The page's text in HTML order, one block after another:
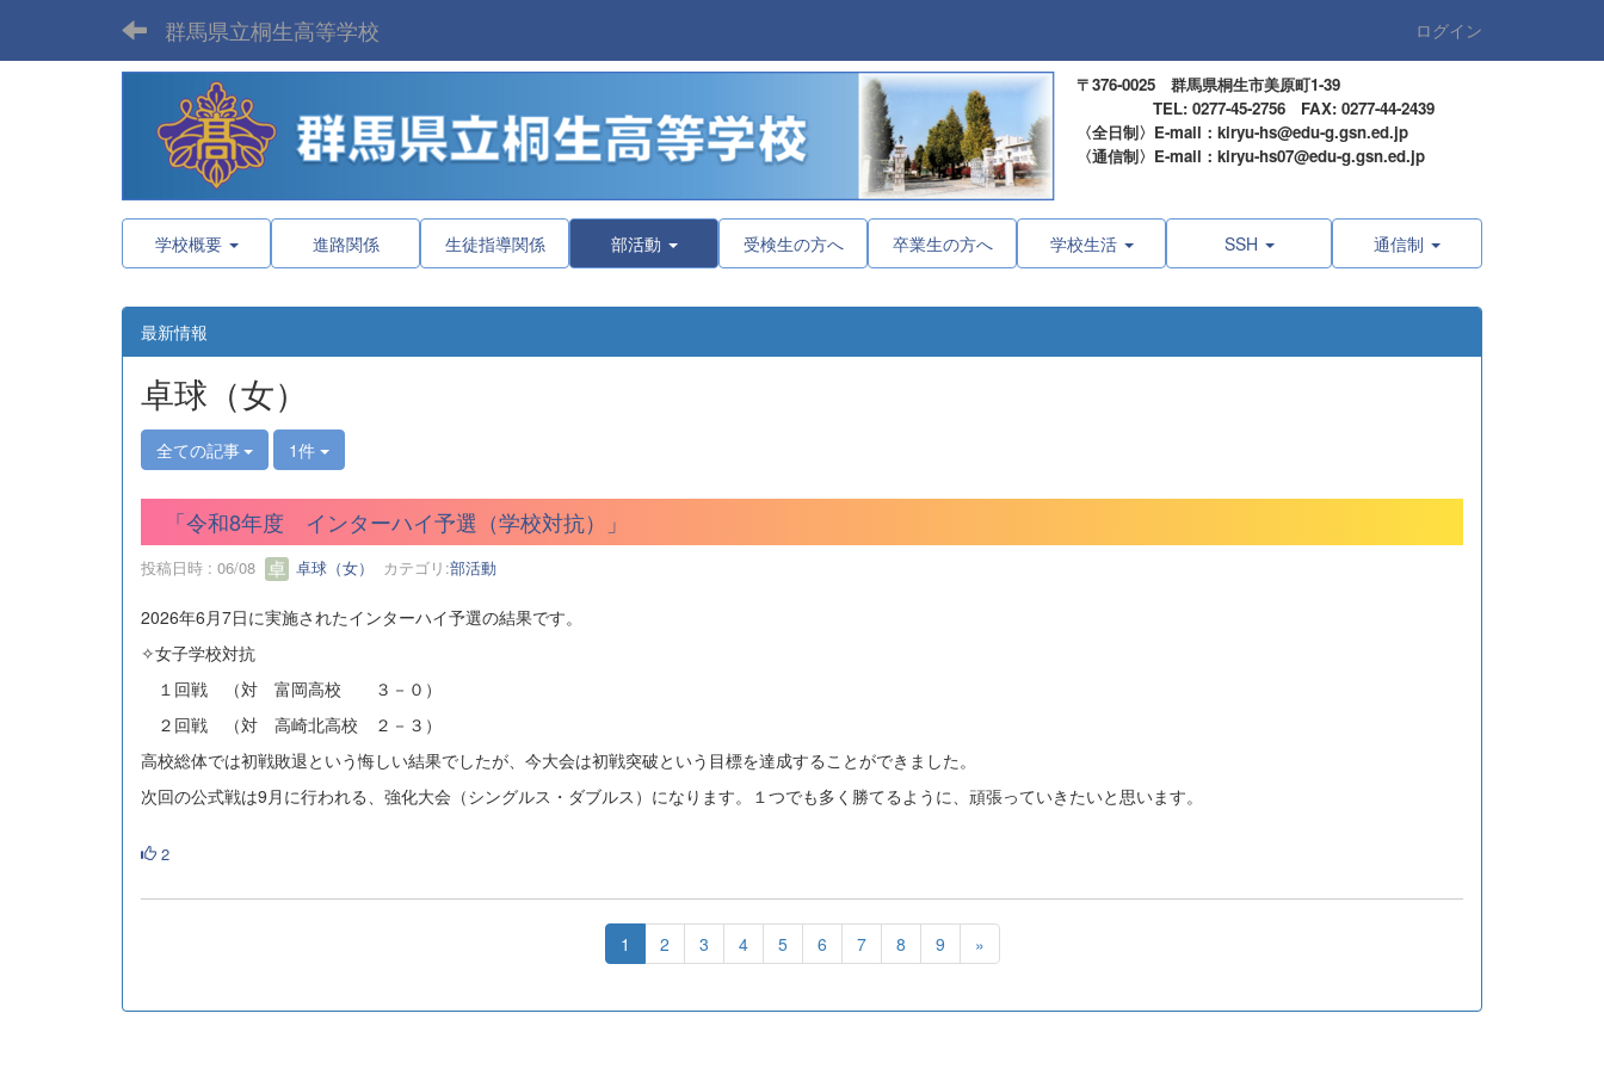
群馬県立桐生高等学校 ログイン
〒376-0025 群馬県桐生市美原町1-39
TEL: 0277-45-2756 FAX: 0277-44-2439
〈全日制〉E-mail：kiryu-hs@edu-g.gsn.ed.jp
〈通信制〉E-mail：kiryu-hs07@edu-g.gsn.ed.jp
学校概要 進路関係 生徒指導関係 部活動 受検生の方へ 卒業生の方へ 学校生活 SSH 通信制
最新情報
卓球（女）
全ての記事 1件
「令和8年度 インターハイ予選（学校対抗）」
投稿日時 : 06/08 卓球（女） カテゴリ:部活動
2026年6月7日に実施されたインターハイ予選の結果です。
✧女子学校対抗
１回戦 （対 富岡高校 ３－０）
２回戦 （対 高崎北高校 ２－３）
高校総体では初戦敗退という悔しい結果でしたが、今大会は初戦突破という目標を達成することができました。
次回の公式戦は9月に行われる、強化大会（シングルス・ダブルス）になります。１つでも多く勝てるように、頑張っていきたいと思います。
2
1 2 3 4 5 6 7 8 9 »